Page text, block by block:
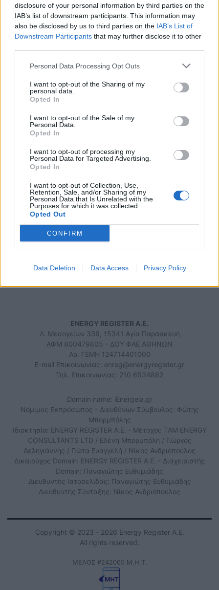
disclosure of your personal information by third parties on the
IAB’s list of downstream participants. This information may
also be disclosed by us to third parties on the IAB’s List of
Downstream Participants that may further disclose it to other
Personal Data Processing Opt Outs
I want to opt-out of the Sharing of my
personal data.
Opted In
I want to opt-out of the Sale of my
Personal Data.
Opted In
I want to opt-out of processing my
Personal Data for Targeted Advertising.
Opted In
I want to opt-out of Collection, Use,
Retention, Sale, and/or Sharing of my
Personal Data that Is Unrelated with the
Purposes for which it was collected.
Opted Out
CONFIRM
Data Deletion Data Access Privacy Policy
Πρώτη δημόσια παρουσίαση των
ανθεκτικότητας σε ημερίδα του
Ελληνικού Δικτύου Ανθεκτικών
πόλεων
ΠΕΡΙΒΑΛΛΟΝ
23/05/2025 - 12:37
iEnergeia.gr
ENERGY REGISTER Α.Ε.
Λ. Μεσογείων 336, 15341 Αγία Παρασκευή
ΑΦΜ 800479805 - ΔΟΥ ΦΑΕ ΑΘΗΝΩΝ
Αρ. ΓΕΜΗ 124714401000
E-mail Επικοινωνίας: enreg@energyregister.gr
Τηλ. Επικοινωνίας: 210 6534882
Domain name: iEnergeia.gr
Νόμιμος Εκπρόσωπος - Διευθύνων Σύμβουλος: Φώτης
Μπορμπόλης
Ιδιοκτησία: ENERGY REGISTER Α.Ε. - Μέτοχοι: TAM ENERGY
CONSULTANTS LTD / Ελένη Μπορμπόλη / Γιώργος
Δεληγιάννης / Γιώτα Ευαγγελή / Νίκος Ανδριόπουλος
Δικαιούχος Domain: ENERGY REGISTER Α.Ε. - Διαχειριστής
Domain: Παναγιώτης Ευθυμιάδης
Διευθυντής Ιστοσελίδας: Παναγιώτης Ευθυμιάδης
Διευθυντής Σύνταξης: Νίκος Ανδριόπουλος
Copyright © 2023 - 2026 Energy Register Α.Ε.
All rights reserved.
ΜΕΛΟΣ #242065 Μ.Η.Τ.